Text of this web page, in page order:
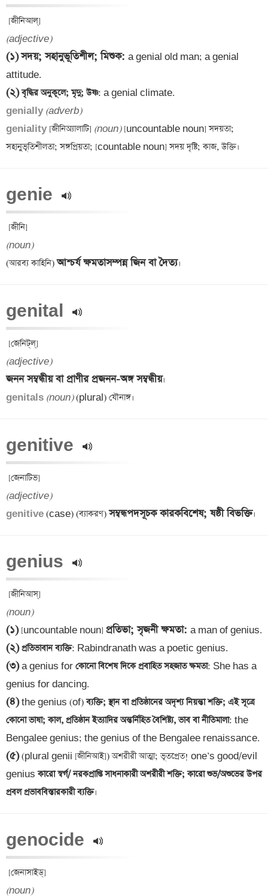
(adjective)
(১)সদয়; সহানুভূতিশীল; মিশুক: a genial old man; a genial
(২) বৃদ্ধির অনুকূলে; মৃদু; উষ্ণ
genially (adverb)
geniality [জীনিঅ্যালাটি] (noun) [uncountable noun] সদয়তা;
genie
(noun)
(আরব্য কাহিনি) আশ্চর্য ক্ষমতাসম্পন্ন জিন বা দৈত্য
genital
(adjective)
জনন সম্বন্ধীয় বা প্রাণীর প্রজনন-অঙ্গ সম্বন্ধীয়
genitals (noun)
genitive
(adjective)
genitive (case) (ব্যাকরণ) সম্বন্ধপদসূচক কারকবিশেষ; ষষ্ঠী বিভক্তি
genius
(noun)
(১) [uncountable noun] প্রতিভা; সৃজনী ক্ষমতা:
(২) প্রতিভাবান ব্যক্তি
(৩) a genius for কোনো বিশেষ দিকে প্রবাহিত সহজাত ক্ষমতা: She has a
(৪) the genius (of) ব্যক্তি; স্থান বা প্রতিষ্ঠানের অদৃশ্য নিয়ন্তা শক্তি; এই সূত্রে
কোনো ভাষা; কাল, প্রতিষ্ঠান ইত্যাদির অন্তর্নিহিত বৈশিষ্ট্য, ভাব বা নীতিমালা: the
(৫) (plural genii [জীনিআই]) অশরীরী আত্মা; ভূতপ্রেত! one’s good/evil
genius কারো স্বর্গ/ নরকপ্রাপ্তি সাধনাকারী অশরীরী শক্তি; কারো শুভ/অশুভের উপর
প্রবল প্রভাববিস্তারকারী ব্যক্তি
genocide
(noun)